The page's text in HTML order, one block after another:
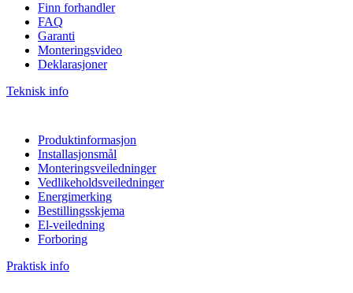
Finn forhandler
FAQ
Garanti
Monteringsvideo
Deklarasjoner
Teknisk info
Produktinformasjon
Installasjonsmål
Monteringsveiledninger
Vedlikeholdsveiledninger
Energimerking
Bestillingsskjema
El-veiledning
Forboring
Praktisk info